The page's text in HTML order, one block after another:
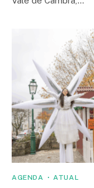
AGENDA ATUAL